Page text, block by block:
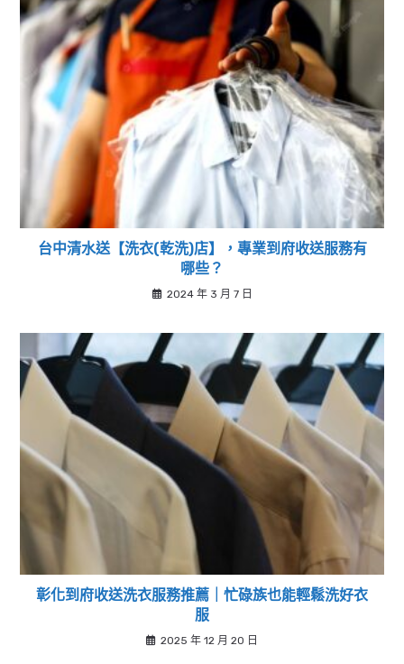
台中清水送【洗衣(乾洗)店】，專業到府收送服務有
哪些？
2024 年 3 月 7 日
彰化到府收送洗衣服務推薦｜忙碌族也能輕鬆洗好衣
服
2025 年 12 月 20 日